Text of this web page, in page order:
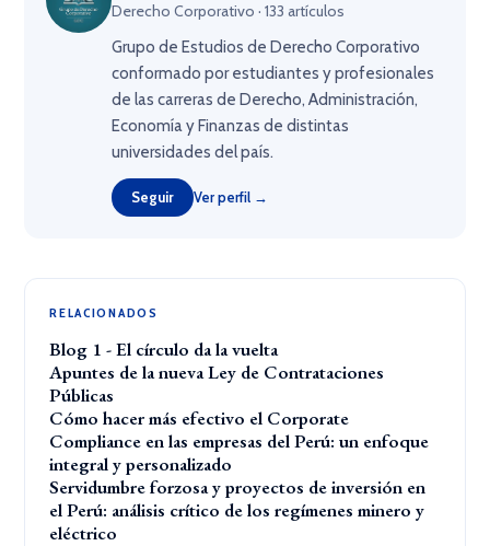
Derecho Corporativo · 133 artículos
Grupo de Estudios de Derecho Corporativo
conformado por estudiantes y profesionales
de las carreras de Derecho, Administración,
Economía y Finanzas de distintas
universidades del país.
Seguir Ver perfil →
RELACIONADOS
Blog 1 - El círculo da la vuelta
Apuntes de la nueva Ley de Contrataciones
Públicas
Cómo hacer más efectivo el Corporate
Compliance en las empresas del Perú: un enfoque
integral y personalizado
Servidumbre forzosa y proyectos de inversión en
el Perú: análisis crítico de los regímenes minero y
eléctrico